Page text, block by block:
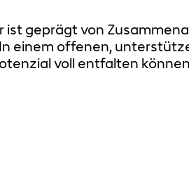
ist geprägt von
einem offenen,
voll entfalten